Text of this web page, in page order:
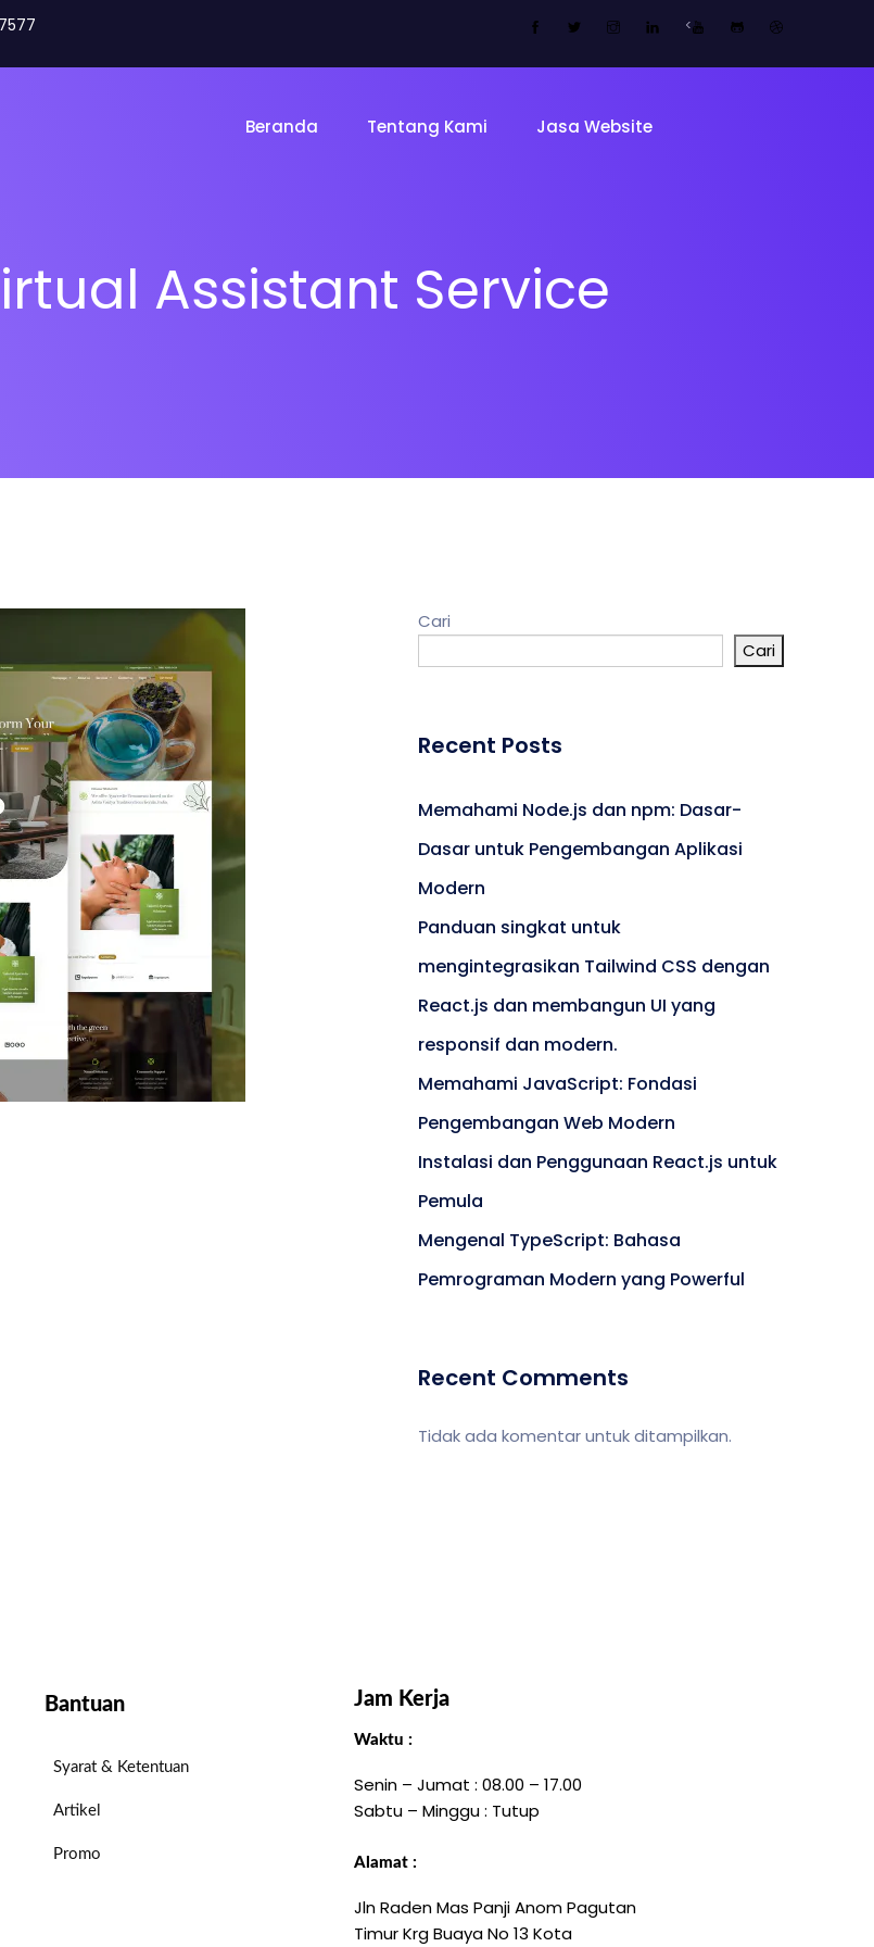
<
Beranda Tentang Kami
Mitra
Jasa Website
Kuliner Umroh Portal Berita
Assistant Service
Cari
Cari
Recent Posts
Memahami Node.js dan npm: Dasar-
Dasar untuk Pengembangan Aplikasi
Modern
Panduan singkat untuk
mengintegrasikan Tailwind CSS dengan
React.js dan membangun UI yang
responsif dan modern.
Memahami JavaScript: Fondasi
Pengembangan Web Modern
Instalasi dan Penggunaan React.js untuk
Pemula
Mengenal TypeScript: Bahasa
Pemrograman Modern yang Powerful
Recent Comments
Tidak ada komentar untuk ditampilkan.
Bantuan
Syarat & Ketentuan
Artikel
Promo
Jam Kerja
Waktu :
Senin – Jumat : 08.00 – 17.00
Sabtu – Minggu : Tutup
Alamat :
Jln Raden Mas Panji Anom Pagutan
Timur Krg Buaya No 13 Kota